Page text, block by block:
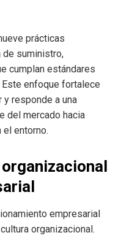
prácticas
de suministro,
cumplan estándares
enfoque fortalece
y responde a una
del mercado hacia
entorno.
empresarial
organizacional.